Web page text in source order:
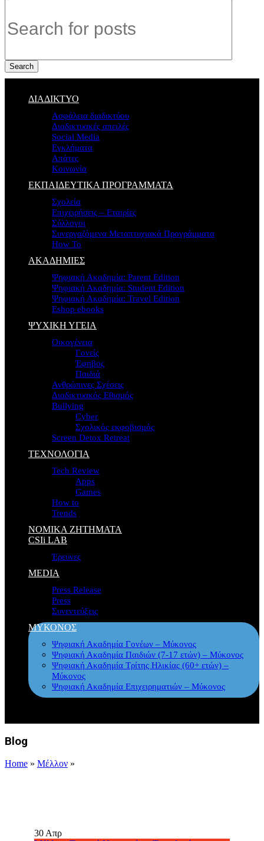
Search
ΔΙΑΔΙΚΤΥΟ
Ασφάλεια διαδικτύου
Διαδικτυακές απειλές
Social Media
Εγκλήματα
Απάτες
Κοινωνία
ΕΚΠΑΙΔΕΥΤΙΚΑ ΠΡΟΓΡΑΜΜΑΤΑ
Σχολεία
Επιχειρήσεις – Εταιρίες
Σύλλογοι
Συνεργαζόμενα Μεταπτυχιακά Προγράμματα
How To
ΑΚΑΔΗΜΙΕΣ
Ψηφιακή Ακαδημία: Parent Edition
Ψηφιακή Ακαδημία: Student Edition
Ψηφιακή Ακαδημία: Travel Edition
Eshop ebooks
ΨΥΧΙΚΗ ΥΓΕΙΑ
Οικογένεια
Γονείς
Έφηβος
Παιδιά
Ανθρώπινες Σχέσεις
Διαδικτυακός Εθισμός
Bullying
Cyber
Σχολικός εκφοβισμός
Screen Detox Retreat
ΤΕΧΝΟΛΟΓΙΑ
Tech Review
Apps
Games
How to
Trends
ΝΟΜΙΚΑ ΖΗΤΗΜΑΤΑ
CSIi LAB
Έρευνες
MEDIA
Press Release
Press
Συνεντεύξεις
ΜΥΚΟΝΟΣ
Ψηφιακή Ακαδημία Γονέων – Μύκονος
Ψηφιακή Ακαδημία Παιδιών (7-17 ετών) – Μύκονος
Ψηφιακή Ακαδημία Τρίτης Ηλικίας (60+ ετών) –
Μύκονος
Ψηφιακή Ακαδημία Επιχειρηματιών – Μύκονος
Blog
Home » Μέλλον »
30Απρ